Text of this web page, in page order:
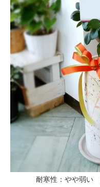
耐寒性：やや弱い